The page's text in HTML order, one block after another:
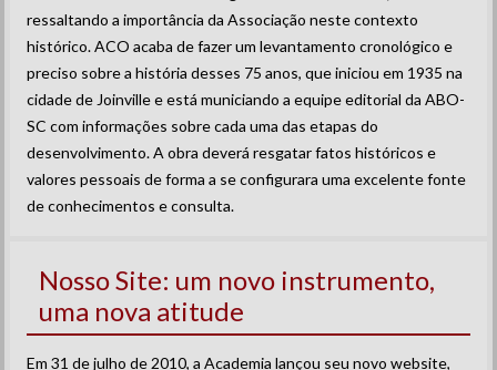
ressaltando a importância da Associação neste contexto
histórico. ACO acaba de fazer um levantamento cronológico e
preciso sobre a história desses 75 anos, que iniciou em 1935 na
cidade de Joinville e está municiando a equipe editorial da ABO-
SC com informações sobre cada uma das etapas do
desenvolvimento. A obra deverá resgatar fatos históricos e
valores pessoais de forma a se configurara uma excelente fonte
de conhecimentos e consulta.
Nosso Site: um novo instrumento,
uma nova atitude
Em 31 de julho de 2010, a Academia lançou seu novo website,